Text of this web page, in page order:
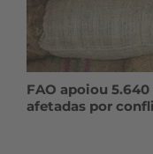
FAO apoiou
afetadas por